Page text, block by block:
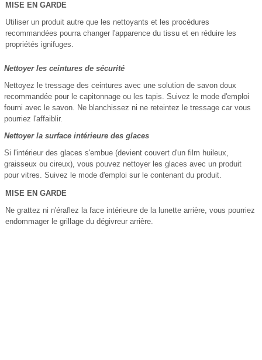
MISE EN GARDE
Utiliser un produit autre que les nettoyants et les procédures
recommandées pourra changer l'apparence du tissu et en réduire les
propriétés ignifuges.
Nettoyer les ceintures de sécurité
Nettoyez le tressage des ceintures avec une solution de savon doux
recommandée pour le capitonnage ou les tapis. Suivez le mode d'emploi
fourni avec le savon. Ne blanchissez ni ne reteintez le tressage car vous
pourriez l'affaiblir.
Nettoyer la surface intérieure des glaces
Si l'intérieur des glaces s'embue (devient couvert d'un film huileux,
graisseux ou cireux), vous pouvez nettoyer les glaces avec un produit
pour vitres. Suivez le mode d'emploi sur le contenant du produit.
MISE EN GARDE
Ne grattez ni n'éraflez la face intérieure de la lunette arrière, vous pourriez
endommager le grillage du dégivreur arrière.